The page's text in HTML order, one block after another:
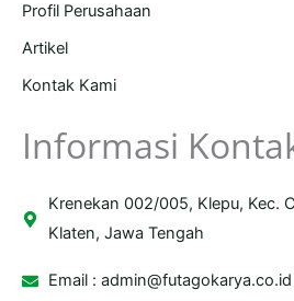
Profil Perusahaan
Artikel
Kontak Kami
Informasi
Krenekan 002/005, Klepu, Kec.
Klaten, Jawa Tengah
Email :admin@futagokarya.co.id